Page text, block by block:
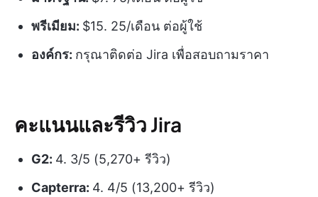
พรีเมียม: $15. 25/เดือน ต่อผู้ใช้
องค์กร: กรุณาติดต่อ Jira เพื่อสอบถามราคา
คะแนนและรีวิว Jira
G2: 4. 3/5 (5,270+ รีวิว)
Capterra: 4. 4/5 (13,200+ รีวิว)